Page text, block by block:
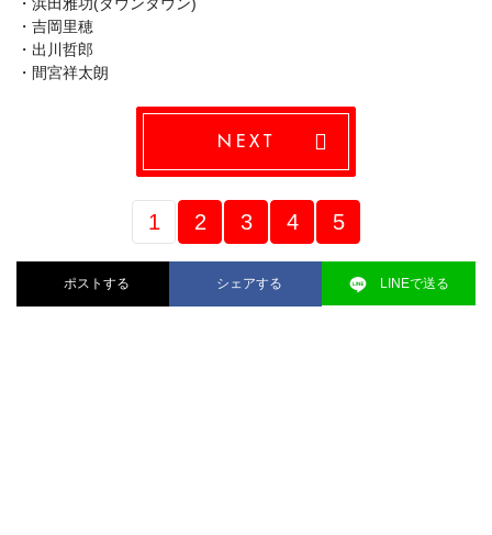
・浜田雅功(ダウンタウン)
・吉岡里穂
・出川哲郎
・間宮祥太朗
NEXT
1 2 3 4 5
ポストする シェアする LINEで送る